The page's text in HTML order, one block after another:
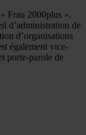
Frau 2000plus ».
d’administration de
d’organisations
également vice-
porte-parole de